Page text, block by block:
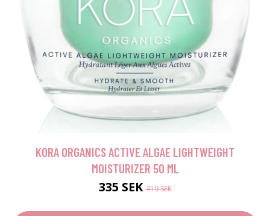
KORA ORGANICS ACTIVE ALGAE LIGHTWEIGHT
MOISTURIZER 50 ML
335 SEK419 SEK